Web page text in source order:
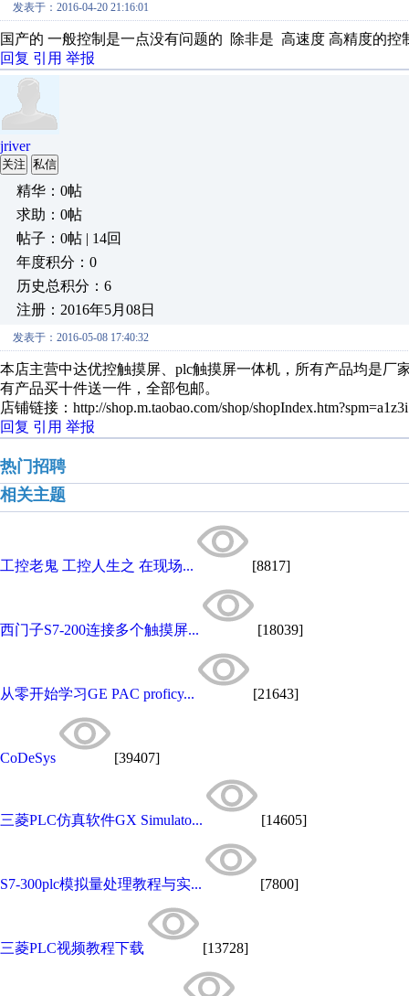
发表于：2016-04-20 21:16:01
国产的 一般控制是一点没有问题的 除非是 高速度 高精度的控
回复 引用 举报
jriver
关注 私信
精华：0帖
求助：0帖
帖子：0帖 | 14回
年度积分：0
历史总积分：6
注册：2016年5月08日
发表于：2016-05-08 17:40:32
本店主营中达优控触摸屏、plc触摸屏一体机，所有产品均是
有产品买十件送一件，全部包邮。
店铺链接：http://shop.m.taobao.com/shop/
回复 引用 举报
热门招聘
相关主题
工控老鬼 工控人生之 在现场... [8817]
西门子S7-200连接多个触摸屏... [18039]
从零开始学习GE PAC proficy... [21643]
CoDeSys [39407]
三菱PLC仿真软件GX Simulato... [14605]
S7-300plc模拟量处理教程与实... [7800]
三菱PLC视频教程下载 [13728]